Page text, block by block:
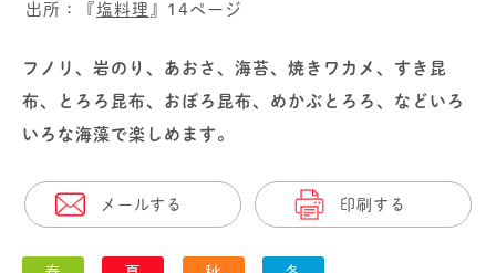
出所：『塩料理 』14ページ
フノリ、岩のり、あおさ、海苔、焼きワカメ、すき昆
布、とろろ昆布、おぼろ昆布、めかぶとろろ、などいろ
いろな海藻で楽しめます。
メールする 印刷する